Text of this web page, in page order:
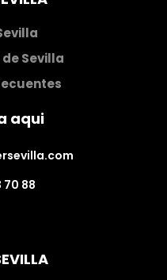
Sevilla
aqui
88